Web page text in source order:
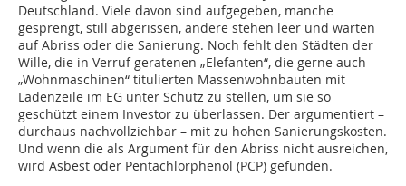
Deutschland. Viele davon sind aufgegeben, manche
gesprengt, still abgerissen, andere stehen leer und warten
auf Abriss oder die Sanierung. Noch fehlt den Städten der
Wille, die in Verruf geratenen „Elefanten“, die gerne auch
„Wohnmaschinen“ titulierten Massenwohnbauten mit
Ladenzeile im EG unter Schutz zu stellen, um sie so
geschützt einem Investor zu überlassen. Der argumentiert –
durchaus nachvollziehbar – mit zu hohen Sanierungskosten.
Und wenn die als Argument für den Abriss nicht ausreichen,
wird Asbest oder Pentachlorphenol (PCP) gefunden.